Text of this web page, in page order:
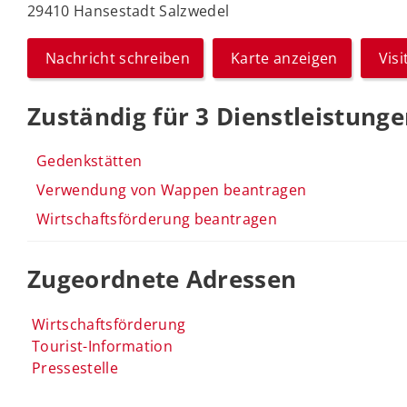
29410 Hansestadt Salzwedel
Nachricht schreiben Karte anzeigen
Zuständig für 3
Gedenkstätten
Verwendung von Wappen beantragen
Wirtschaftsförderung beantragen
Zugeordnete Adressen
Wirtschaftsförderung
Tourist-Information
Pressestelle